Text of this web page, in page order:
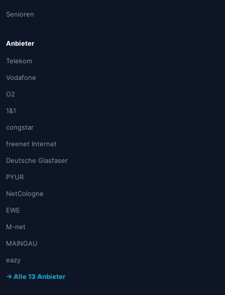
Senioren
Anbieter
Telekom
Vodafone
O2
1&1
congstar
freenet Internet
Deutsche Glasfaser
PYUR
NetCologne
EWE
M-net
MAINGAU
eazy
→ Alle 13 Anbieter